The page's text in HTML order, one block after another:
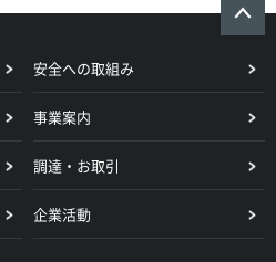
安全への取組み
事業案内
調達・お取引
企業活動